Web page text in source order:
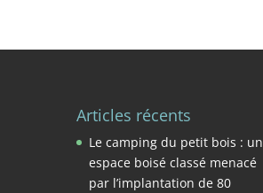
Articles récents
Le camping du petit bois : un
espace boisé classé menacé
par l’implantation de 80